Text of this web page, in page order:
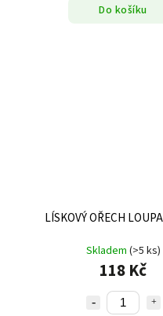
Do košíku
LÍSKOVÝ OŘECH
Skladem (>5 ks)
118 Kč